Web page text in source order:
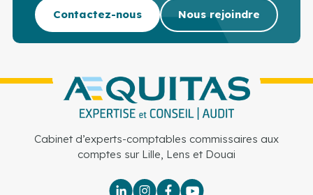
Contactez-nous Nous rejoindre
Cabinet d’experts-comptables commissaires aux
comptes sur Lille, Lens et Douai